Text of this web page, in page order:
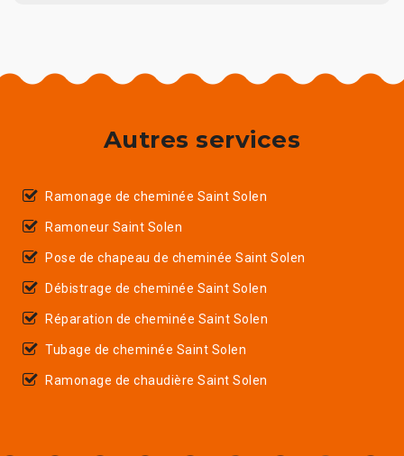
Autres services
Ramonage de cheminée Saint Solen
Ramoneur Saint Solen
Pose de chapeau de cheminée Saint Solen
Débistrage de cheminée Saint Solen
Réparation de cheminée Saint Solen
Tubage de cheminée Saint Solen
Ramonage de chaudière Saint Solen